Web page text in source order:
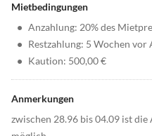
Mietbedingungen
• Anzahlung: 20% des
• Restzahlung: 5 Wochen vor
• Kaution: 500,00 €
Anmerkungen
zwischen 28.96 bis 04.09 ist